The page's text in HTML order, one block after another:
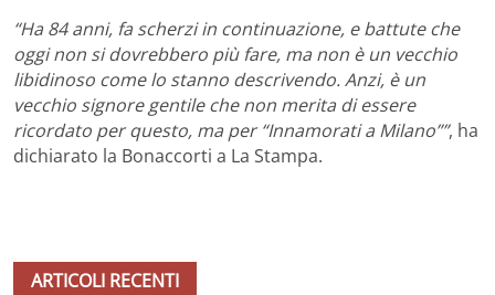
“Ha 84 anni, fa scherzi in continuazione, e battute che
oggi non si dovrebbero più fare, ma non è un vecchio
libidinoso come lo stanno descrivendo. Anzi, è un
vecchio signore gentile che non merita di essere
ricordato per questo, ma per “Innamorati a Milano””, ha
dichiarato la Bonaccorti a La Stampa.
ARTICOLI RECENTI